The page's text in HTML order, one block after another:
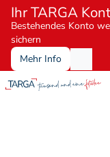
Ihr TARGA
Bestehendes Konto
sichern
Mehr Info